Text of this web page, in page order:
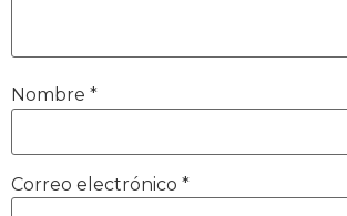
Nombre *
Correo electrónico *